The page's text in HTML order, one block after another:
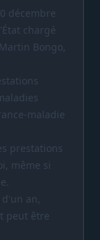
décembre
chargé
Bongo,
maladie
prestations
même si
an,
peut être